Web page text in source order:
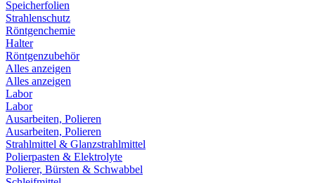
Speicherfolien
Strahlenschutz
Röntgenchemie
Halter
Röntgenzubehör
Alles anzeigen
Alles anzeigen
Labor
Labor
Ausarbeiten, Polieren
Ausarbeiten, Polieren
Strahlmittel & Glanzstrahlmittel
Polierpasten & Elektrolyte
Polierer, Bürsten & Schwabbel